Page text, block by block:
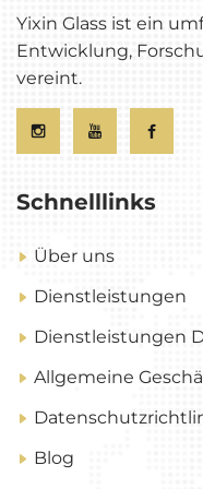
Yixin Glass ist ein
Entwicklung,
vereint.
Schnelllinks
Über uns
Dienstleistungen
Dienstleistungen
Allgemeine
Blog